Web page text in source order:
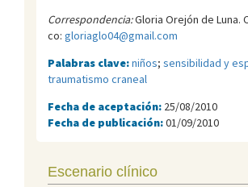
Correspondencia:Gloria Orejón de Luna.
co: gloriaglo04@gmail.com
Palabras clave:niños; sensibilidad y
traumatismo craneal
Fecha de aceptación: 25/08/2010
Fecha de publicación:01/09/2010
Escenario clínico